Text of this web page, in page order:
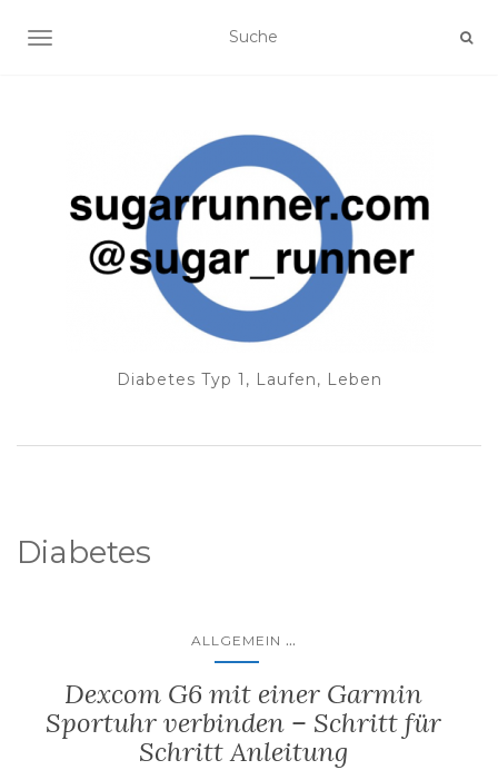
NAVIGATION EIN-/AUSSCHALTEN
Diabetes Typ 1, Laufen, Leben
Diabetes
ALLGEMEIN ...
Dexcom G6 mit einer Garmin
Sportuhr verbinden – Schritt für
Schritt Anleitung